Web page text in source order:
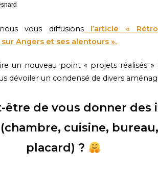
vous diffusionsl’article «
Angers et ses alentours ».
un nouveau point « projets réalisés
dévoiler un condensé de divers
être de vous donner des
cuisine,
placard) ?